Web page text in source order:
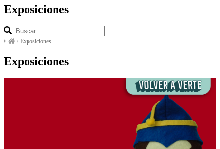
Exposiciones
/ Exposiciones
Exposiciones